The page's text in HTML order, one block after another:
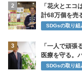
2
「花火とエ
計68万個を売
SDGsの取り組
3
「一人で頑張
医療を守る。
SDGsの取り組